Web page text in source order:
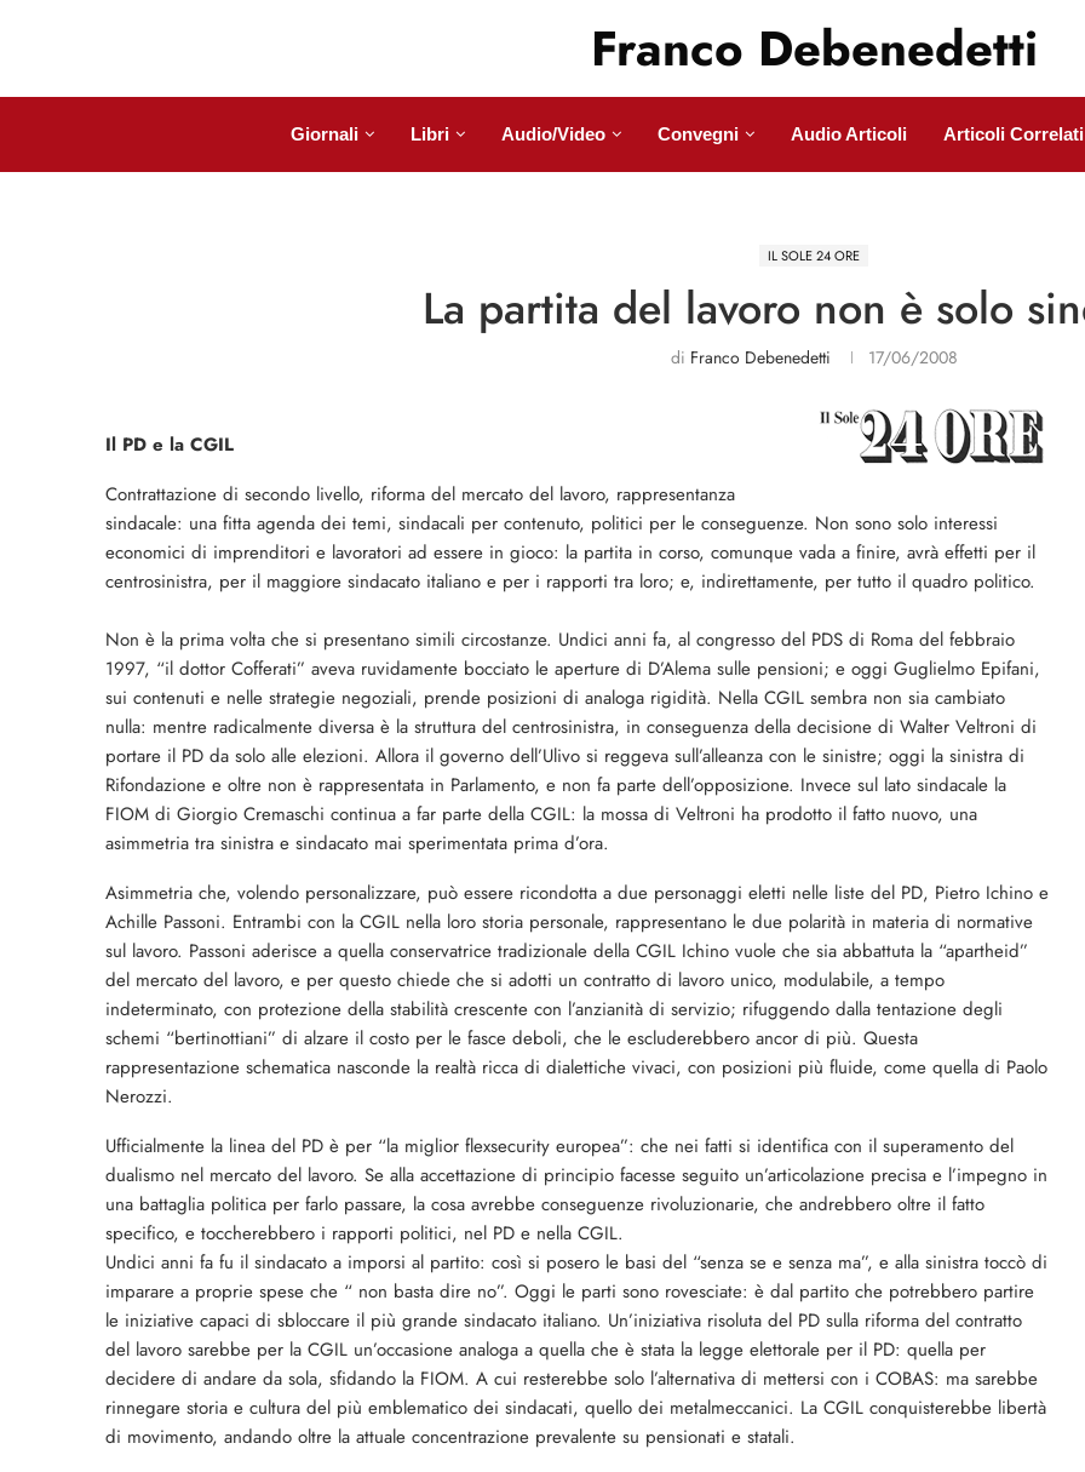
Franco Debenedetti
Giornali Libri Audio/Video Convegni Audio Articoli Articoli Correlati
IL SOLE 24 ORE
La partita del lavoro non è solo
di Franco Debenedetti 17/06/2008
Il PD e la CGIL
Contrattazione di secondo livello, riforma del mercato del lavoro, rappresentanza
sindacale: una fitta agenda dei temi, sindacali per contenuto, politici per le conseguenze. Non sono solo interessi
economici di imprenditori e lavoratori ad essere in gioco: la partita in corso, comunque vada a finire, avrà effetti per il
centrosinistra, per il maggiore sindacato italiano e per i rapporti tra loro; e, indirettamente, per tutto il quadro politico.
Non è la prima volta che si presentano simili circostanze. Undici anni fa, al congresso del PDS di Roma del febbraio
1997, “il dottor Cofferati” aveva ruvidamente bocciato le aperture di D’Alema sulle pensioni; e oggi Guglielmo Epifani,
sui contenuti e nelle strategie negoziali, prende posizioni di analoga rigidità. Nella CGIL sembra non sia cambiato
nulla: mentre radicalmente diversa è la struttura del centrosinistra, in conseguenza della decisione di Walter Veltroni di
portare il PD da solo alle elezioni. Allora il governo dell’Ulivo si reggeva sull’alleanza con le sinistre; oggi la sinistra di
Rifondazione e oltre non è rappresentata in Parlamento, e non fa parte dell’opposizione. Invece sul lato sindacale la
FIOM di Giorgio Cremaschi continua a far parte della CGIL: la mossa di Veltroni ha prodotto il fatto nuovo, una
asimmetria tra sinistra e sindacato mai sperimentata prima d’ora.
Asimmetria che, volendo personalizzare, può essere ricondotta a due personaggi eletti nelle liste del PD, Pietro Ichino e
Achille Passoni. Entrambi con la CGIL nella loro storia personale, rappresentano le due polarità in materia di normative
sul lavoro. Passoni aderisce a quella conservatrice tradizionale della CGIL Ichino vuole che sia abbattuta la “apartheid”
del mercato del lavoro, e per questo chiede che si adotti un contratto di lavoro unico, modulabile, a tempo
indeterminato, con protezione della stabilità crescente con l’anzianità di servizio; rifuggendo dalla tentazione degli
schemi “bertinottiani” di alzare il costo per le fasce deboli, che le escluderebbero ancor di più. Questa
rappresentazione schematica nasconde la realtà ricca di dialettiche vivaci, con posizioni più fluide, come quella di Paolo
Nerozzi.
Ufficialmente la linea del PD è per “la miglior flexsecurity europea”: che nei fatti si identifica con il superamento del
dualismo nel mercato del lavoro. Se alla accettazione di principio facesse seguito un’articolazione precisa e l’impegno in
una battaglia politica per farlo passare, la cosa avrebbe conseguenze rivoluzionarie, che andrebbero oltre il fatto
specifico, e toccherebbero i rapporti politici, nel PD e nella CGIL.
Undici anni fa fu il sindacato a imporsi al partito: così si posero le basi del “senza se e senza ma”, e alla sinistra toccò di
imparare a proprie spese che “ non basta dire no”. Oggi le parti sono rovesciate: è dal partito che potrebbero partire
le iniziative capaci di sbloccare il più grande sindacato italiano. Un’iniziativa risoluta del PD sulla riforma del contratto
del lavoro sarebbe per la CGIL un’occasione analoga a quella che è stata la legge elettorale per il PD: quella per
decidere di andare da sola, sfidando la FIOM. A cui resterebbe solo l’alternativa di mettersi con i COBAS: ma sarebbe
rinnegare storia e cultura del più emblematico dei sindacati, quello dei metalmeccanici. La CGIL conquisterebbe libertà
di movimento, andando oltre la attuale concentrazione prevalente su pensionati e statali.